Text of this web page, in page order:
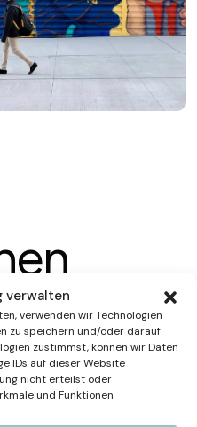
verwalten
verwenden wir Technologien
zu speichern und/oder darauf
zustimmst, können wir Daten
IDs auf dieser Website
nicht erteilst oder
und Funktionen